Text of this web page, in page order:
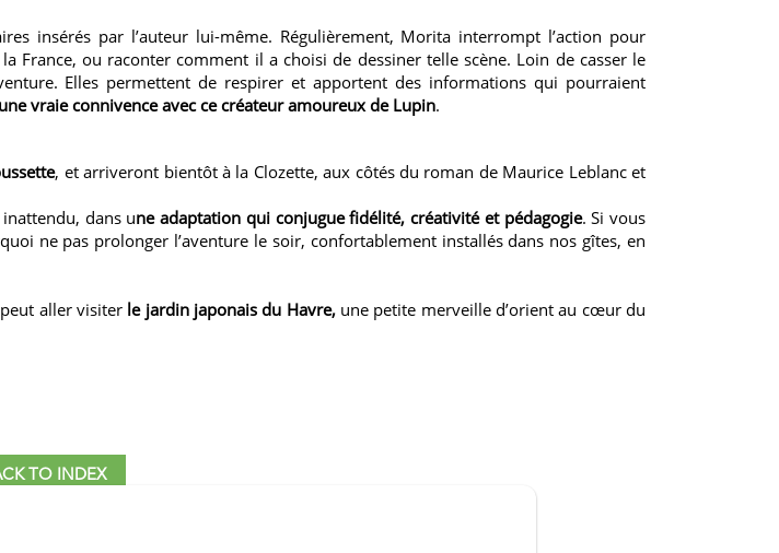
insérés par l’auteur lui-même. Régulièrement, Morita interrompt l’action pour
ou raconter comment il a choisi de dessiner telle scène. Loin de casser le
Elles permettent de respirer et apportent des informations qui pourraient
une vraie connivence avec ce créateur amoureux de Lupin.
, et arriveront bientôt à la Clozette, aux côtés du roman de Maurice Leblanc et
dans une adaptation qui conjugue fidélité, créativité et pédagogie. Si vous
ne pas prolonger l’aventure le soir, confortablement installés dans nos gîtes, en
aller visiter le jardin japonais du Havre,une petite merveille d’orient au cœur du
TO INDEX